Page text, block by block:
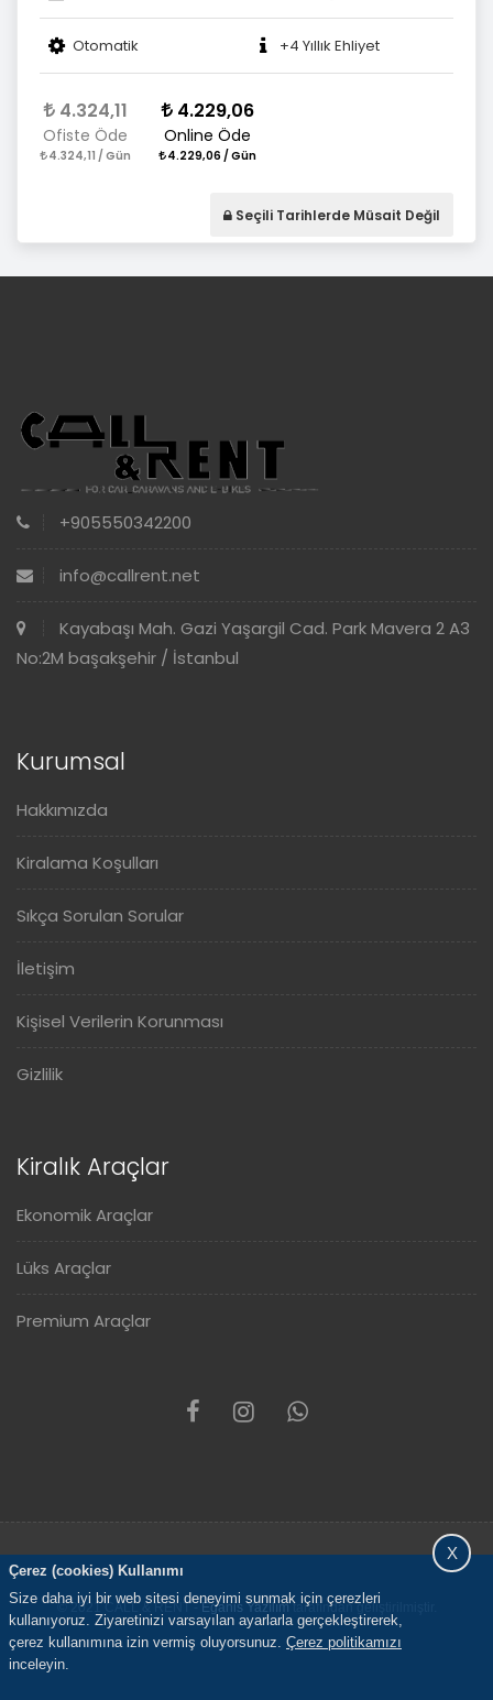
Otomatik +4 Yıllık Ehliyet
4.324,11
Ofiste Öde
4.324,11 / Gün
4.229,06
Online Öde
4.229,06 / Gün
Seçili Tarihlerde Müsait Değil
+905550342200
info@callrent.net
Kayabaşı Mah. Gazi Yaşargil Cad. Park Mavera 2 A3
No:2M başakşehir / İstanbul
Kurumsal
Hakkımızda
Kiralama Koşulları
Sıkça Sorulan Sorular
İletişim
Kişisel Verilerin Korunması
Gizlilik
Kiralık Araçlar
Ekonomik Araçlar
Lüks Araçlar
Premium Araçlar
© 2021 CALL & RENT -Eganis Yazılımtarafından geliştirilmiştir.
Çerez (cookies) Kullanımı
Size daha iyi bir web sitesi deneyimi sunmak için çerezleri
kullanıyoruz. Ziyaretinizi varsayılan ayarlarla gerçekleştirerek,
çerez kullanımına izin vermiş oluyorsunuz. Çerez politikamızı
inceleyin.
X